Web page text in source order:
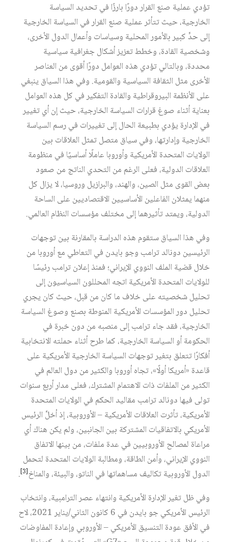
تؤدي عملية صنع القرار دورًا بارزًا في تحديد السياسة
الخارجية، حيث تتأثر عملية صنع القرار في السياسة الخارجية
إلى حدٍّ كبير بالأمور المحلية وسياسات وأعمال الدول الأخرى،
وشخصية القادة، وخطط تعزيز أشكال جغرافية سياسية
محددة، وبالتالي تؤدي هذه العوامل دورًا أقوى من العناصر
الأخرى مثل الثقافة السياسية والقومية. وفي هذا السياق ينبغي
على الأنظمة البيروقراطية والقادة التفكير في كل هذه العوامل
بعناية أثناء صوغ قرارات السياسة الخارجية، حيث إن أي تغيير
في الإدارة يؤدي بطبيعة الحال إلى تغييرات في رسم السياسة
الخارجية وإدارتها، وفي سياق متصل تمثل العلاقات بين
الولايات المتحدة الأمريكية وأوروبا عاملًا أساسيًا في منظومة
العلاقات الدولية، فعلى الرغم من التحدي الناتج من صعود
بعض القوى مثل الصين، والهند، والبرازيل وروسيا، لا يزال كل
منهما يمثلان الفاعلين الأساسيين الاقتصاديين على الساحة
الدولية، ويمتد تأثيرهما إلى مختلف مؤسسات النظام العالمي.
وفي هذا السياق ستقوم هذه الدراسة بالمقارنة بين توجهات
الرئيسين دونالد ترامب وجو بايدن في التعاطي مع أوروبا من
خلال قضية الملف النووي الإيراني؛ فمنذ إعلان ترامب رئيسًا
للولايات المتحدة الأمريكية اتجه المحللون السياسيون إلى
تحليل شخصيته على خلاف ما كان من قبل، حيث كان يجري
تحليل دور المؤسسات الأمريكية المنوطة بصنع وصوغ السياسة
الخارجية، فقد جاء ترامب إلى منصبه من دون خبرة في
الحكومة أو السياسة الخارجية، كما طرح أثناء حملته الانتخابية
أفكارًا تتعلق بتغير توجهات السياسة الخارجية الأمريكية على
قاعدة «أمريكا أولًا»، تجاه أوروبا والكثير من دول العالم في
الكثير من الملفات ذات الاهتمام المشترك، فعلى مدار أربع سنوات
تولى فيها دونالد ترامب مقاليد الحكم في الولايات المتحدة
الأمريكية، تأثرت العلاقات الأمريكية – الأوروبية، إذ أخلَّ الرئيس
الأمريكي بالاتفاقيات المشتركة بين الجانبين، ولم يكن هناك أي
مراعاة لمصالح الأوروبيين في عدة ملفات، من بينها الاتفاق
النووي الإيراني، وأمن الطاقة، ومطالبة الولايات المتحدة لتحمل
الدول الأوروبية تكاليف مساهماتها في الناتو، والبيئة، والمناخ[3]
.
وفي ظل تغير الإدارة الأمريكية وانتهاء عصر الترامبية، وانتخاب
الرئيس الأمريكي جو بايدن في 6 كانون الثاني/يناير 2021، لاح
في الأفق عودة التنسيق الأمريكي – الأوروبي وإعادة المفاوضات